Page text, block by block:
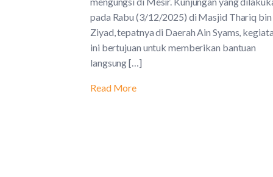
pada Rabu (3/12/2025) di Masjid Thariq bin
Ziyad, tepatnya di Daerah Ain Syams,
ini bertujuan untuk memberikan bantuan
langsung […]
Read More